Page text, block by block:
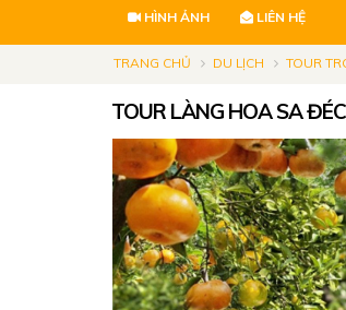
HÌNH ẢNH LIÊN HỆ
TRANG CHỦ DU LỊCH TOUR
TOUR LÀNG HOA SA